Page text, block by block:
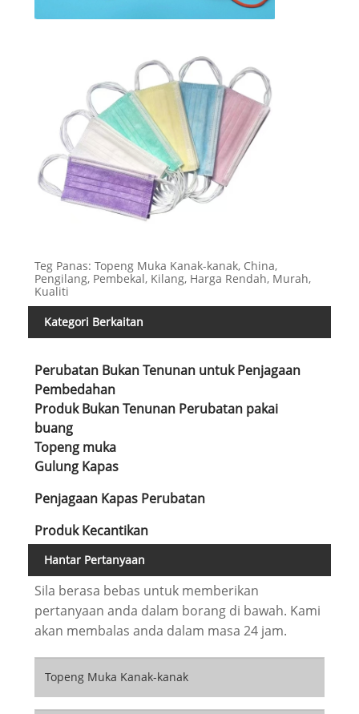
Teg Panas: Topeng Muka Kanak-kanak, China,
Pengilang, Pembekal, Kilang, Harga Rendah, Murah,
Kualiti
Kategori Berkaitan
Perubatan Bukan Tenunan untuk Penjagaan
Pembedahan
Produk Bukan Tenunan Perubatan pakai
buang
Topeng muka
Gulung Kapas
Penjagaan Kapas Perubatan
Produk Kecantikan
Hantar Pertanyaan
Sila berasa bebas untuk memberikan
pertanyaan anda dalam borang di bawah. Kami
akan membalas anda dalam masa 24 jam.